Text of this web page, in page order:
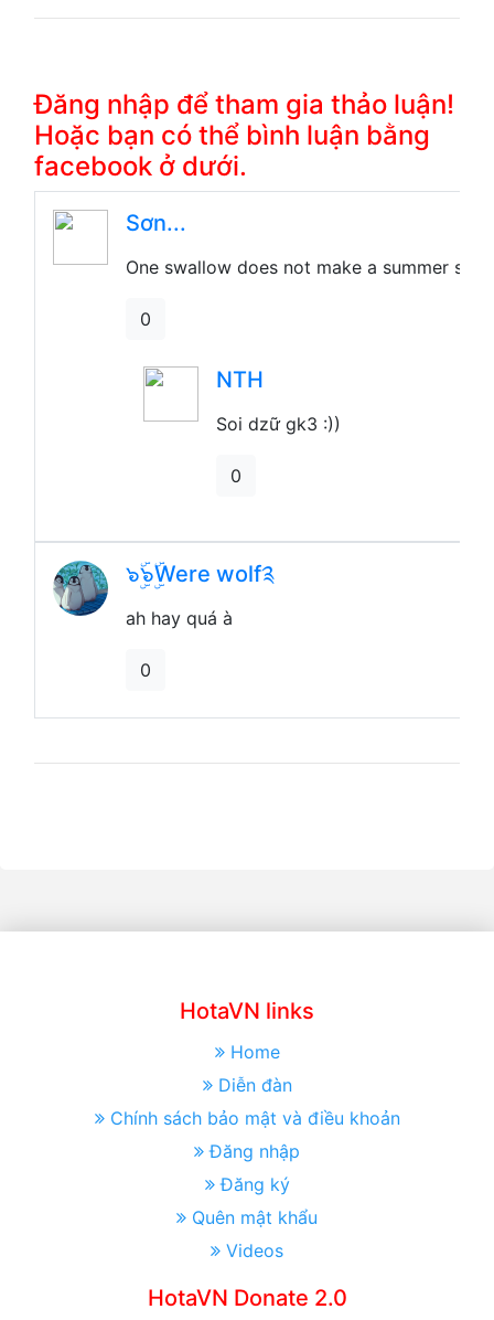
Đăng nhập để tham gia thảo luận!
Hoặc bạn có thể bình luận bằng
facebook ở dưới.
Sơn...
One swallow does not make a summer
0
Soi dzữ gk3 :))
0
๖ۣۜ๖ۣۜWere wolf༉
ah hay quá à
0
HotaVN links
Home
Diễn đàn
Chính sách bảo mật và điều khoản
Đăng nhập
Đăng ký
Quên mật khẩu
Videos
HotaVN Donate 2.0